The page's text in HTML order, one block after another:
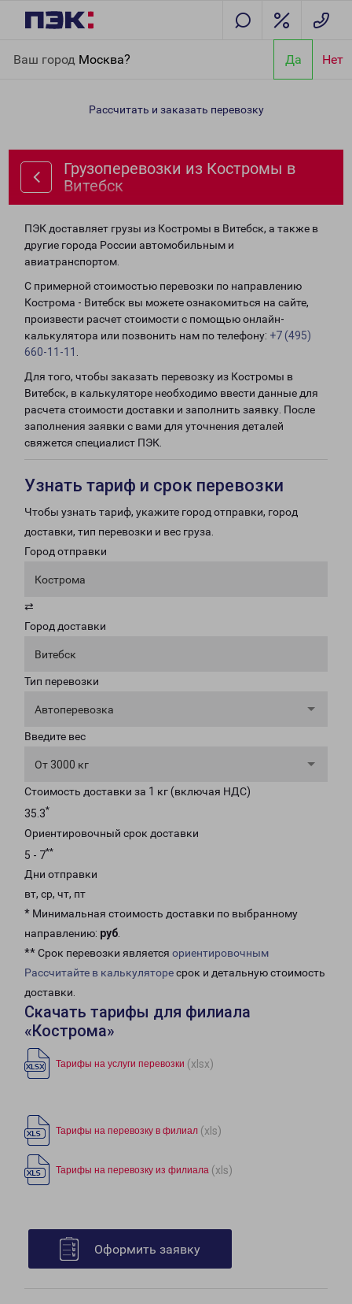
Ваш город Москва? Да Нет
Витебск
Рассчитать и заказать перевозку
Грузоперевозки из Костромы в
Витебск
ПЭК доставляет грузы из Костромы в Витебск, а также в
другие города России автомобильным и
авиатранспортом.
С примерной стоимостью перевозки по направлению
Кострома - Витебск вы можете ознакомиться на сайте,
произвести расчет стоимости с помощью онлайн-
калькулятора или позвонить нам по телефону: +7 (495)
660-11-11
Для того, чтобы заказать перевозку из Костромы в
Витебск, в калькуляторе необходимо ввести данные для
расчета стоимости доставки и заполнить заявку. После
заполнения заявки с вами для уточнения деталей
свяжется специалист ПЭК.
Узнать тариф и срок перевозки
Чтобы узнать тариф, укажите город отправки, город
доставки, тип перевозки и вес груза.
Город отправки
Кострома
⇄
Город доставки
Витебск
Тип перевозки
Автоперевозка
Введите вес
От 3000 кг
Стоимость доставки за 1 кг (включая НДС)
35.3*
Ориентировочный срок доставки
5 - 7**
Дни отправки
вт, ср, чт, пт
* Минимальная стоимость доставки по выбранному
направлению: руб.
** Срок перевозки является ориентировочным
Рассчитайте в калькуляторесрок и детальную стоимость
доставки.
Скачать тарифы для филиала
«Кострома»
Тарифы на услуги перевозки (xlsx)
Тарифы на перевозку в филиал (xls)
Тарифы на перевозку из филиала (xls)
Оформить заявку